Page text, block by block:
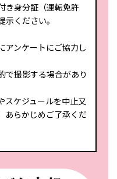
き身分証（運転免許
ください。
ンケートにご協力し
撮影する場合があり
ケジュールを中止又
あらかじめご了承くだ